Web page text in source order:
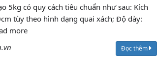
5kg có quy cách tiêu chuẩn như sau: Kích
tùy theo hình dạng quai xách; Độ dày:
more
Đọc thêm